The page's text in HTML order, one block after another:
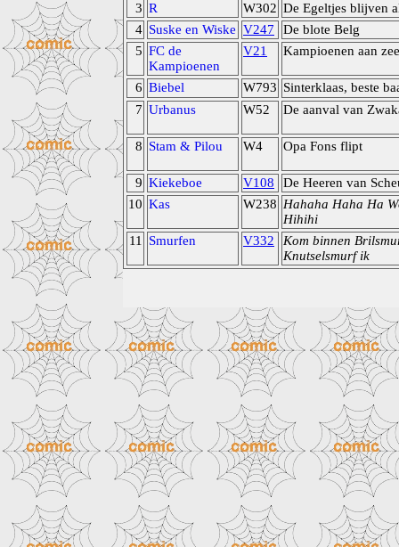
3 R W302 De Egeltjes blijven
4 Suske en Wiske V247
De blote Belg
5 FC de
Kampioenen
V21 Kampioenen aan zee
6 Biebel W793 Sinterklaas, beste
7 Urbanus W52 De aanval van
8 Stam & Pilou W4 Opa Fons flipt
9 Kiekeboe V108
De Heeren van
10 Kas W238 Hahaha Haha Ha
Hihihi
11
Smurfen V332
Kom binnen
Knutselsmurf ik